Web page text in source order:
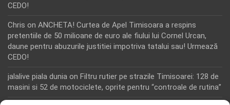
CEDO!
Chris on ANCHETA! Curtea de Apel Timisoara a respins
pretentiile de 50 milioane de euro ale fiului lui Cornel Urcan,
daune pentru abuzurile justitiei impotriva tatalui sau! Urmează
CEDO!
jalalive piala dunia on Filtru rutier pe strazile Timisoarei: 128 de
masini si 52 de motociclete, oprite pentru “controale de rutina”